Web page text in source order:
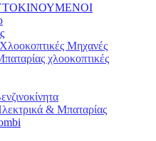
Χλοοκοπτικές Μηχανές
χλοοκοπτικές
& Μπαταρίας